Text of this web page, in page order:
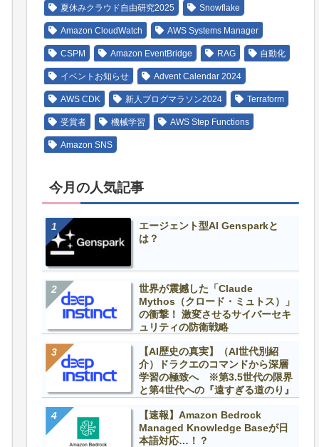
夏休みクラウド自由研究2025 Snowflake
Amazon CloudWatch AWS Systems Manager
CSPM Amazon EventBridge RAG 自動化
イベントお知らせ Advent Calendar 2024
AWS CDK 新人ブログマラソン2024 Terraform
受賞者 機械学習 AWS Step Functions
Amazon SNS
今月の人気記事
エージェント型AI Gensparkと
は？
世界が震撼した「Claude
Mythos（クロード・ミュトス）」
の衝撃！ 激変させるサイバーセキ
ュリティの防衛戦略
【AI歴史の真実】（AI世代別紹
介）ドラクエのコマンドから深層
学習の極致へ ※第3.5世代の限界
と第4世代への『遠すぎる道のり』
【速報】Amazon Bedrock
Managed Knowledge Baseが日
本語対応…！？